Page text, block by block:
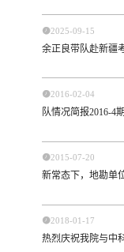
2025-09-15
余正良带队赴新疆
2016-02-04
队情况简报2016-4期
2015-07-20
新常态下，地勘单
2018-01-17
热烈庆祝我院与中